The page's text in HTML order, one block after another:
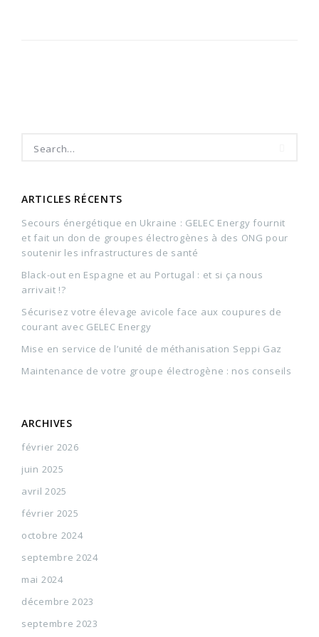
ARTICLES RÉCENTS
Secours énergétique en Ukraine : GELEC Energy fournit
et fait un don de groupes électrogènes à des ONG pour
soutenir les infrastructures de santé
Black-out en Espagne et au Portugal : et si ça nous
arrivait !?
Sécurisez votre élevage avicole face aux coupures de
courant avec GELEC Energy
Mise en service de l’unité de méthanisation Seppi Gaz
Maintenance de votre groupe électrogène : nos conseils
ARCHIVES
février 2026
juin 2025
avril 2025
février 2025
octobre 2024
septembre 2024
mai 2024
décembre 2023
septembre 2023